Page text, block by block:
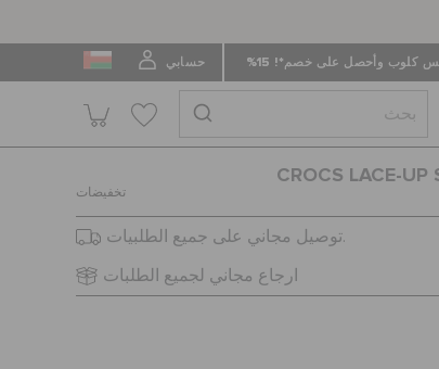
وأحصل على خصم*! 15% حسابي
CROCS LACE-UP
تخفيضات
توصيل مجاني على جميع الطلبيات.
ارجاع مجاني لجميع الطلبات